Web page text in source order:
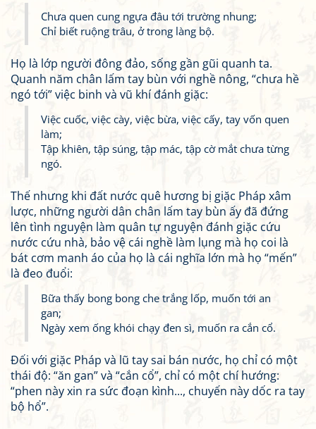
Chưa quen cung ngựa đâu tới trường nhung;
Chỉ biết ruộng trâu, ở trong làng bộ.
Họ là lớp người đông đảo, sống gần gũi quanh ta.
Quanh năm chân lấm tay bùn với nghề nông, “chưa hề
ngó tới” việc binh và vũ khí đánh giặc:
Việc cuốc, việc cày, việc bừa, việc cấy, tay vốn quen
làm;
Tập khiên, tập súng, tập mác, tập cờ mắt chưa từng
ngó.
Thế nhưng khi đất nước quê hương bị giặc Pháp xâm
lược, những người dân chân lấm tay bùn ấy đã đứng
lên tình nguyện làm quân tự nguyện đánh giặc cứu
nước cứu nhà, bảo vệ cái nghề làm lụng mà họ coi là
bát cơm manh áo của họ là cái nghĩa lớn mà họ “mến”
là đeo đuổi:
Bữa thấy bong bong che trắng lốp, muốn tới an
gan;
Ngày xem ống khói chạy đen sì, muốn ra cắn cổ.
Đối với giặc Pháp và lũ tay sai bán nước, họ chỉ có một
thái độ: “ăn gan” và “cắn cổ”, chỉ có một chí hướng:
“phen này xin ra sức đoạn kình..., chuyến này dốc ra tay
bộ hổ”.